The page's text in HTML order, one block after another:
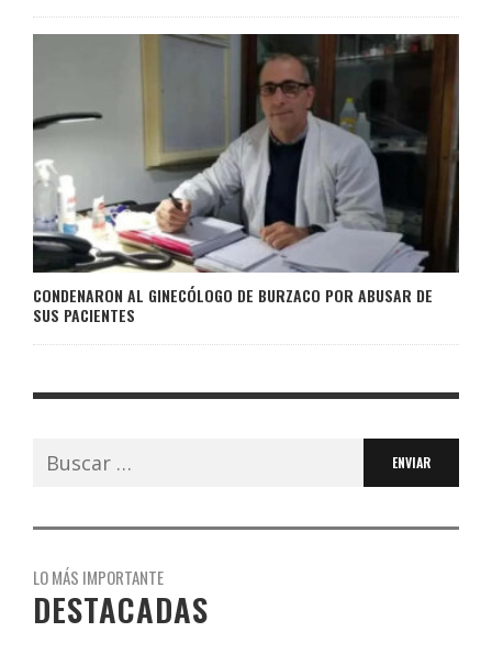
CONDENARON AL GINECÓLOGO DE BURZACO POR ABUSAR DE
SUS PACIENTES
Buscar:
LO MÁS IMPORTANTE
DESTACADAS